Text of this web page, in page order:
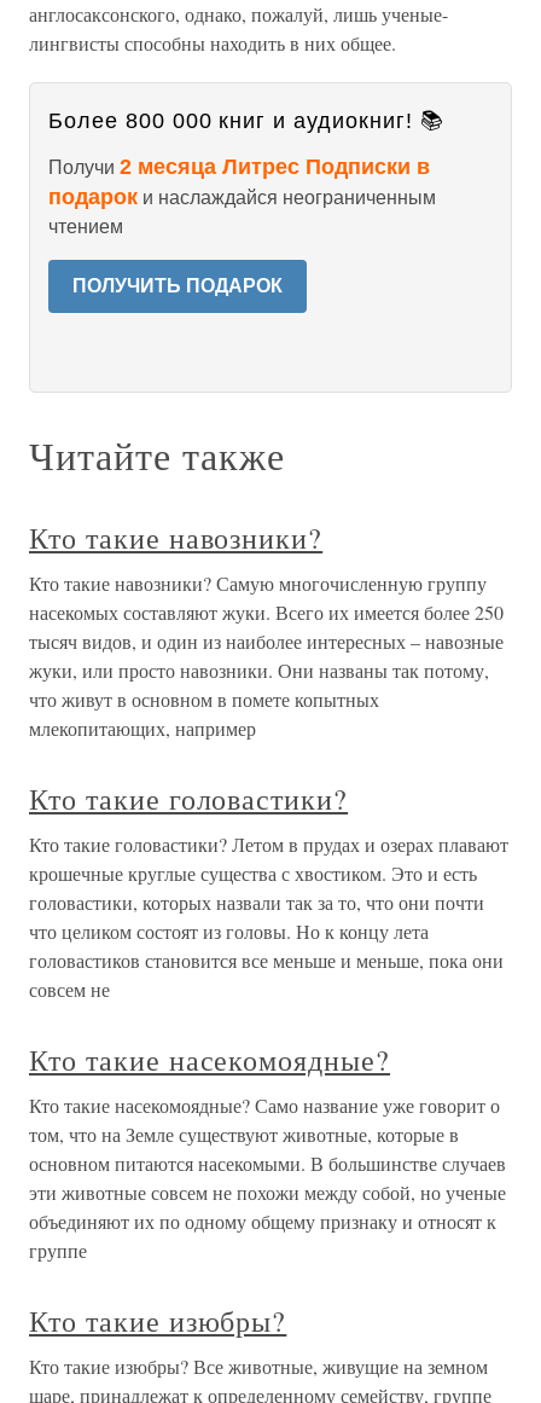
англосаксонского, однако, пожалуй, лишь ученые-
лингвисты способны находить в них общее.
Более 800 000 книг и аудиокниг! 📚
Получи 2 месяца Литрес Подписки в
подарок и наслаждайся неограниченным
чтением
ПОЛУЧИТЬ ПОДАРОК
Читайте также
Кто такие навозники?
Кто такие навозники? Самую многочисленную группу
насекомых составляют жуки. Всего их имеется более 250
тысяч видов, и один из наиболее интересных – навозные
жуки, или просто навозники. Они названы так потому,
что живут в основном в помете копытных
млекопитающих, например
Кто такие головастики?
Кто такие головастики? Летом в прудах и озерах плавают
крошечные круглые существа с хвостиком. Это и есть
головастики, которых назвали так за то, что они почти
что целиком состоят из головы. Но к концу лета
головастиков становится все меньше и меньше, пока они
совсем не
Кто такие насекомоядные?
Кто такие насекомоядные? Само название уже говорит о
том, что на Земле существуют животные, которые в
основном питаются насекомыми. В большинстве случаев
эти животные совсем не похожи между собой, но ученые
объединяют их по одному общему признаку и относят к
группе
Кто такие изюбры?
Кто такие изюбры? Все животные, живущие на земном
шаре, принадлежат к определенному семейству, группе